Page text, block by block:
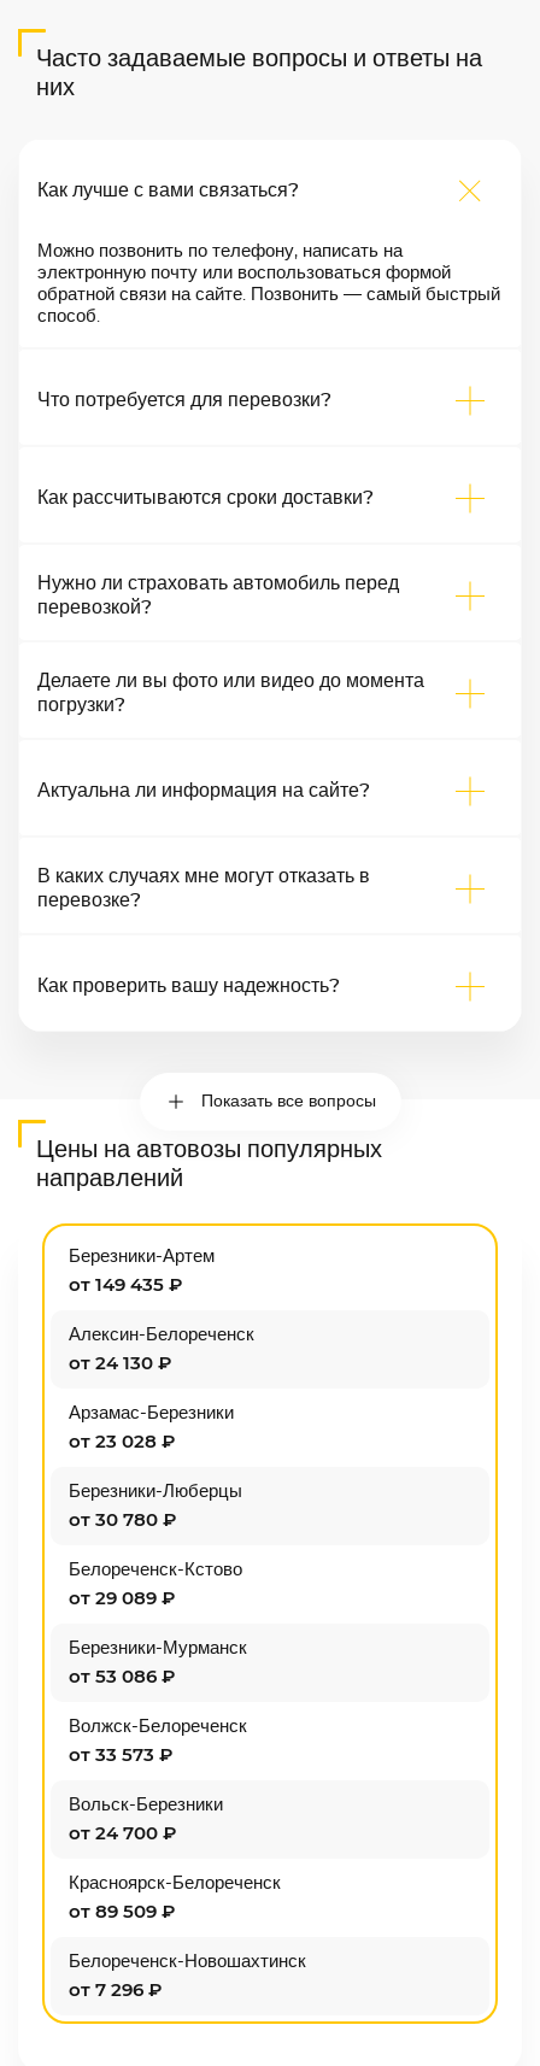
Часто задаваемые вопросы и ответы на
них
Как лучше с вами связаться?
Можно позвонить по телефону, написать на
электронную почту или воспользоваться формой
обратной связи на сайте. Позвонить — самый быстрый
способ.
Что потребуется для перевозки?
Как рассчитываются сроки доставки?
Нужно ли страховать автомобиль перед
перевозкой?
Делаете ли вы фото или видео до момента
погрузки?
Актуальна ли информация на сайте?
В каких случаях мне могут отказать в
перевозке?
Как проверить вашу надежность?
Показать все вопросы
Цены на автовозы популярных
направлений
Березники-Артем
от 149 435 ₽
Алексин-Белореченск
от 24 130 ₽
Арзамас-Березники
от 23 028 ₽
Березники-Люберцы
от 30 780 ₽
Белореченск-Кстово
от 29 089 ₽
Березники-Мурманск
от 53 086 ₽
Волжск-Белореченск
от 33 573 ₽
Вольск-Березники
от 24 700 ₽
Красноярск-Белореченск
от 89 509 ₽
Белореченск-Новошахтинск
от 7 296 ₽